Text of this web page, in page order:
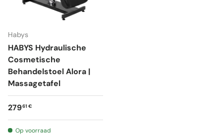
Habys
HABYS Hydraulische
Cosmetische
Behandelstoel Alora |
Massagetafel
Reguliere prijs
27961 €
Op voorraad